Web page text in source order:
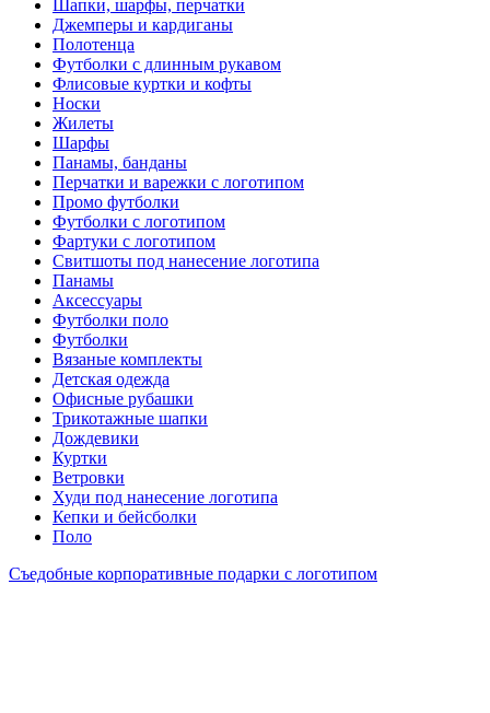
Шапки, шарфы, перчатки
Джемперы и кардиганы
Полотенца
Футболки с длинным рукавом
Флисовые куртки и кофты
Носки
Жилеты
Шарфы
Панамы, банданы
Перчатки и варежки с логотипом
Промо футболки
Футболки с логотипом
Фартуки с логотипом
Свитшоты под нанесение логотипа
Панамы
Аксессуары
Футболки поло
Футболки
Вязаные комплекты
Детская одежда
Офисные рубашки
Трикотажные шапки
Дождевики
Куртки
Ветровки
Худи под нанесение логотипа
Кепки и бейсболки
Поло
Съедобные корпоративные подарки с логотипом